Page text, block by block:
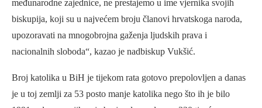
međunarodne zajednice, ne prestajemo u ime vjernika svojih
biskupija, koji su u najvećem broju članovi hrvatskoga naroda,
upozoravati na mnogobrojna gaženja ljudskih prava i
nacionalnih sloboda“, kazao je nadbiskup Vukšić.
Broj katolika u BiH je tijekom rata gotovo prepolovljen a danas
je u toj zemlji za 53 posto manje katolika nego što ih je bilo